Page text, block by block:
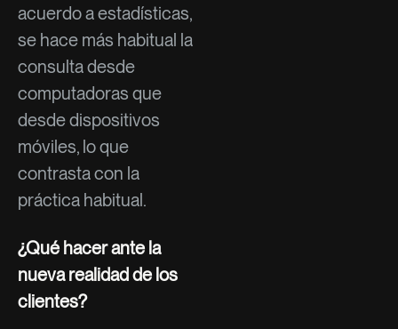
acuerdo a estadísticas,
se hace más habitual la
consulta desde
computadoras que
desde dispositivos
móviles, lo que
contrasta con la
práctica habitual.
¿Qué hacer ante la
nueva realidad de los
clientes?